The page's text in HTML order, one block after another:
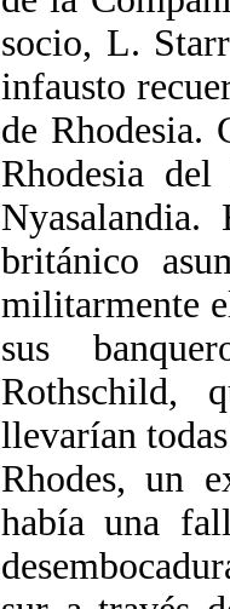
socio, L.
infausto
de Rhodesia.
Rhodesia
británico
militarmente
sus
Rothschild,
llevarían
Rhodes, un
había una